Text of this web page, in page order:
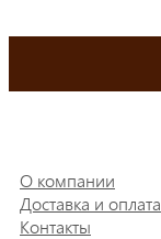
О компании
Доставка и оплата
Контакты